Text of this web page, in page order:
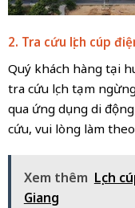
2. Tra cứu lịch cúp
Quý khách hàng tại
tra cứu lịch tạm
qua ứng dụng di động
cứu, vui lòng làm
Xem thêm Lịch
Giang